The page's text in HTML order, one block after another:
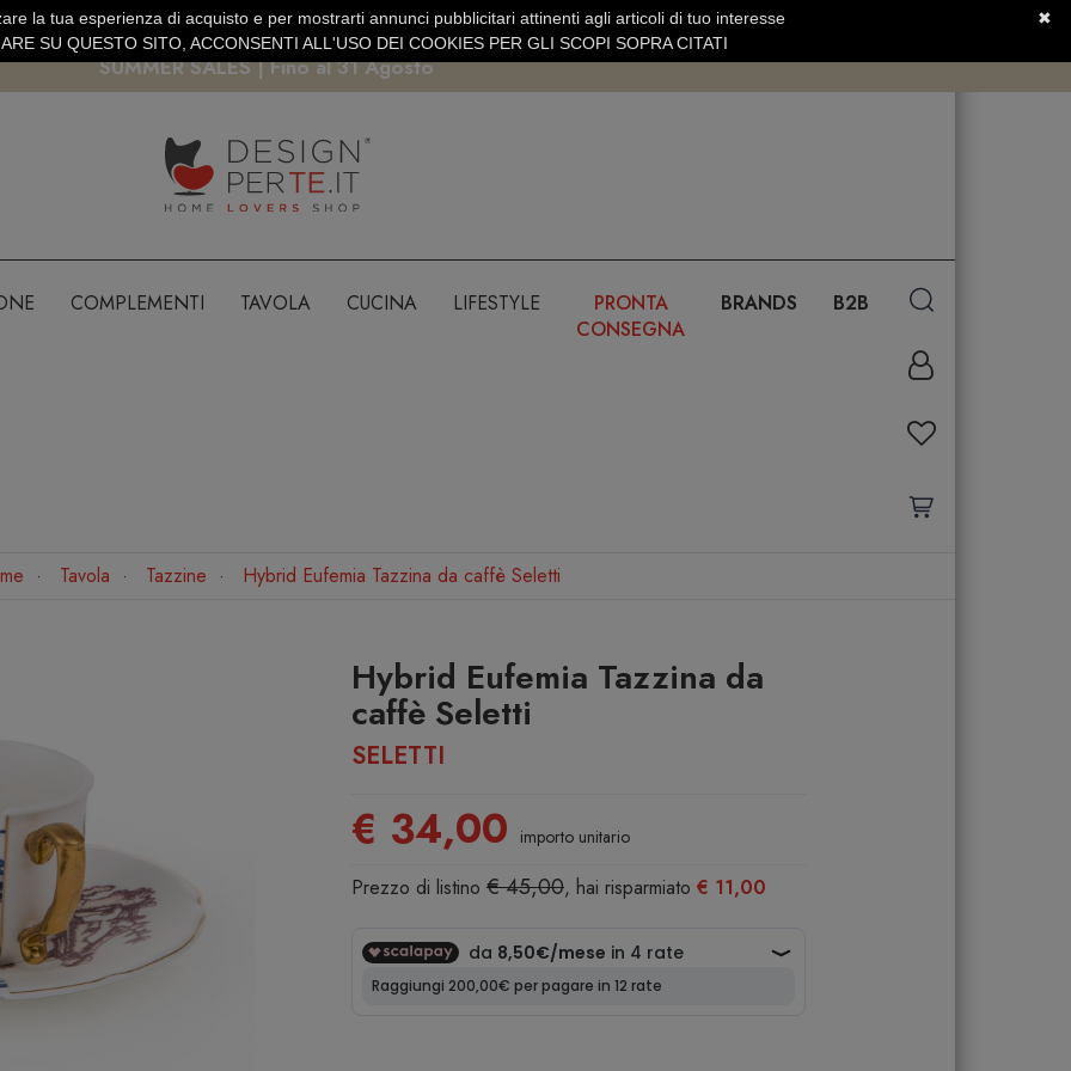
PAGAMENTO SICURO PAYPAL · CARTA DI CREDITO SERVIZIO CLIENTI +39.0773.470.562
SUMMER SALES | Fino al 31 Agosto
COMPLEMENTI TAVOLA CUCINA LIFESTYLE
PRONTA
CONSEGNA
BRANDS B2B
Tavola Tazzine Hybrid Eufemia Tazzina da caffè Seletti
Hybrid Eufemia Tazzina da
caffè Seletti
SELETTI
€ 34,00 importo unitario
Prezzo di listino € 45,00, hai risparmiato € 11,00
✖
la tua esperienza di acquisto e per mostrarti annunci pubblicitari attinenti agli articoli di tuo interesse
SU QUESTO SITO, ACCONSENTI ALL'USO DEI COOKIES PER GLI SCOPI SOPRA CITATI